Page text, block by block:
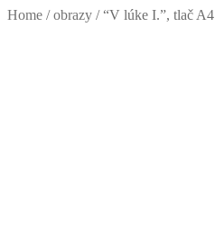
Home /obrazy /“V lúke I.”, tlač A4